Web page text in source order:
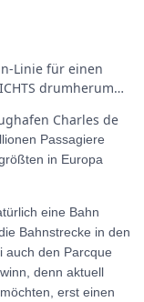
Linie für einen
drumherum…
Charles de
Passagiere
in Europa
eine Bahn
Bahnstrecke in den
auch den Parcque
denn aktuell
erst einen